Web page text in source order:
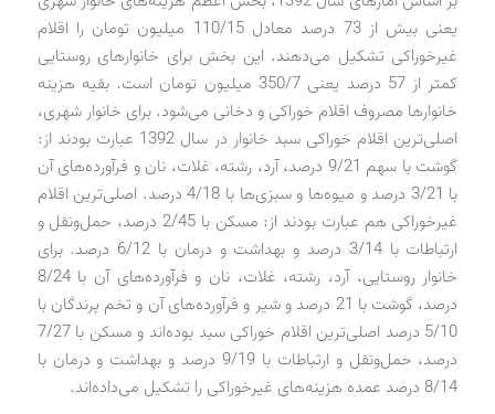
یعنی بیش از 73 درصد معادل 110/15 میلیون تومان را اقلام
غیرخوراکی تشکیل می‌دهند. این بخش برای خانوارهای روستایی
کمتر از 57 درصد یعنی 350/7 میلیون تومان است. بقیه هزینه
خانوارها مصروف اقلام خوراکی و دخانی می‌شود. برای خانوار شهری،
اصلی‌ترین اقلام خوراکی سبد خانوار در سال 1392 عبارت بودند از:
گوشت با سهم 9/21 درصد، آرد، رشته، غلات، نان و فرآورده‌های آن
با 3/21 درصد و میوه‌ها و سبزی‌ها با 4/18 درصد. اصلی‌ترین اقلام
غیرخوراکی هم عبارت بودند از: مسکن با 2/45 درصد، حمل‌ونقل ‌و
ارتباطات با 3/14 درصد و بهداشت و درمان با 6/12 درصد. برای
خانوار روستایی، آرد، رشته، غلات، نان و فرآورده‌های آن با 8/24
درصد، گوشت با 21 درصد و شیر و فرآورده‌های آن و تخم پرندگان با
5/10 درصد اصلی‌ترین اقلام خوراکی سبد بوده‌اند و مسکن با 7/27
درصد، حمل‌ونقل و ارتباطات با 9/19 درصد و بهداشت و درمان با
8/14 درصد عمده هزینه‌های غیرخوراکی را تشکیل می‌داده‌اند.